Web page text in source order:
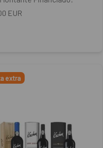
EUR
extra